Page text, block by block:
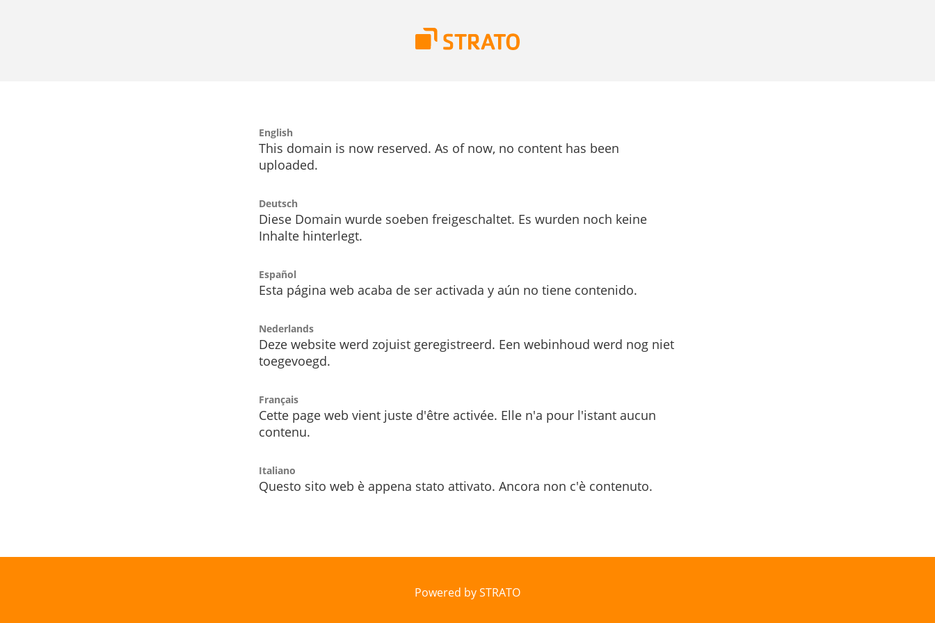
English
This domain is now reserved. As of now, no content has been
uploaded.
Deutsch
Diese Domain wurde soeben freigeschaltet. Es wurden noch keine
Inhalte hinterlegt.
Español
Esta página web acaba de ser activada y aún no tiene contenido.
Nederlands
Deze website werd zojuist geregistreerd. Een webinhoud werd nog niet
toegevoegd.
Français
Cette page web vient juste d'être activée. Elle n'a pour l'istant aucun
contenu.
Italiano
Questo sito web è appena stato attivato. Ancora non c'è contenuto.
Powered by STRATO